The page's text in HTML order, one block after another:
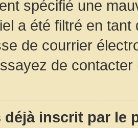
spécifié une
a été filtré en
de courrier
de contacter
déjà inscrit par le